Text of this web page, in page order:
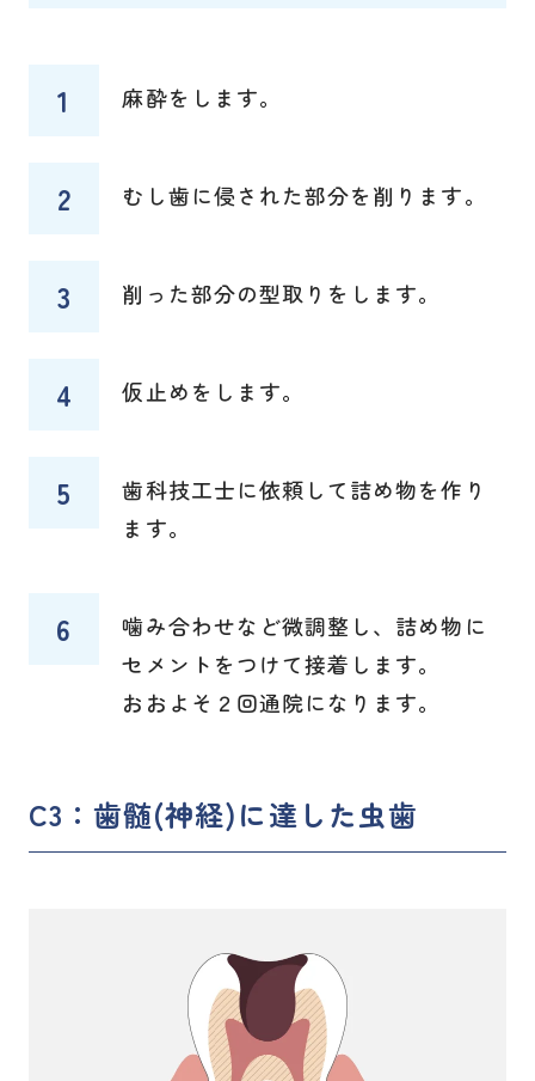
麻酔をします。
むし歯に侵された部分を削ります。
削った部分の型取りをします。
仮止めをします。
歯科技工士に依頼して詰め物を作り
ます。
噛み合わせなど微調整し、詰め物に
セメントをつけて接着します。
おおよそ２回通院になります。
C3：歯髄(神経)に達した虫歯